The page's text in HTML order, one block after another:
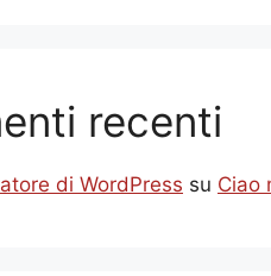
recenti
di WordPress su Ciao